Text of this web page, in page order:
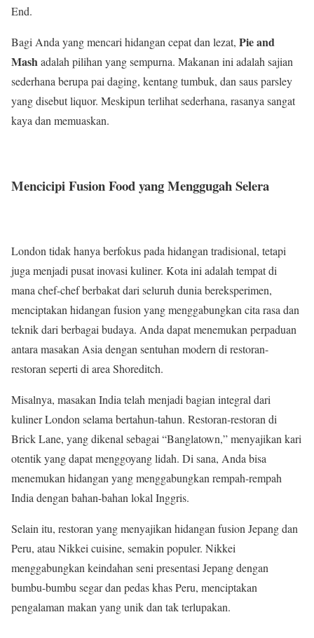
End.
Bagi Anda yang mencari hidangan cepat dan lezat, Pie and
Mashadalah pilihan yang sempurna. Makanan ini adalah sajian
sederhana berupa pai daging, kentang tumbuk, dan saus parsley
yang disebut liquor. Meskipun terlihat sederhana, rasanya sangat
kaya dan memuaskan.
Mencicipi Fusion Food yang Menggugah Selera
London tidak hanya berfokus pada hidangan tradisional, tetapi
juga menjadi pusat inovasi kuliner. Kota ini adalah tempat di
mana chef-chef berbakat dari seluruh dunia bereksperimen,
menciptakan hidangan fusion yang menggabungkan cita rasa dan
teknik dari berbagai budaya. Anda dapat menemukan perpaduan
antara masakan Asia dengan sentuhan modern di restoran-
restoran seperti di area Shoreditch.
Misalnya, masakan India telah menjadi bagian integral dari
kuliner London selama bertahun-tahun. Restoran-restoran di
Brick Lane, yang dikenal sebagai “Banglatown,” menyajikan kari
otentik yang dapat menggoyang lidah. Di sana, Anda bisa
menemukan hidangan yang menggabungkan rempah-rempah
India dengan bahan-bahan lokal Inggris.
Selain itu, restoran yang menyajikan hidangan fusion Jepang dan
Peru, atau Nikkei cuisine, semakin populer. Nikkei
menggabungkan keindahan seni presentasi Jepang dengan
bumbu-bumbu segar dan pedas khas Peru, menciptakan
pengalaman makan yang unik dan tak terlupakan.